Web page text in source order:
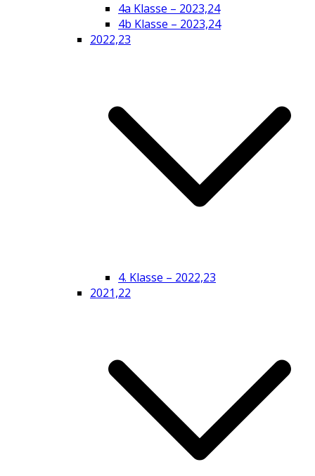
4a Klasse – 2023,24
4b Klasse – 2023,24
2022,23
4. Klasse – 2022,23
2021,22